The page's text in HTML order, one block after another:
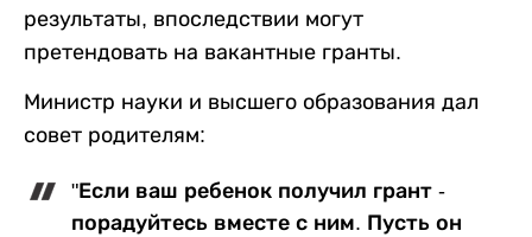
результаты, впоследствии могут
претендовать на вакантные гранты.
Министр науки и высшего образования дал
совет родителям:
"Если ваш ребенок получил грант -
порадуйтесь вместе с ним. Пусть он